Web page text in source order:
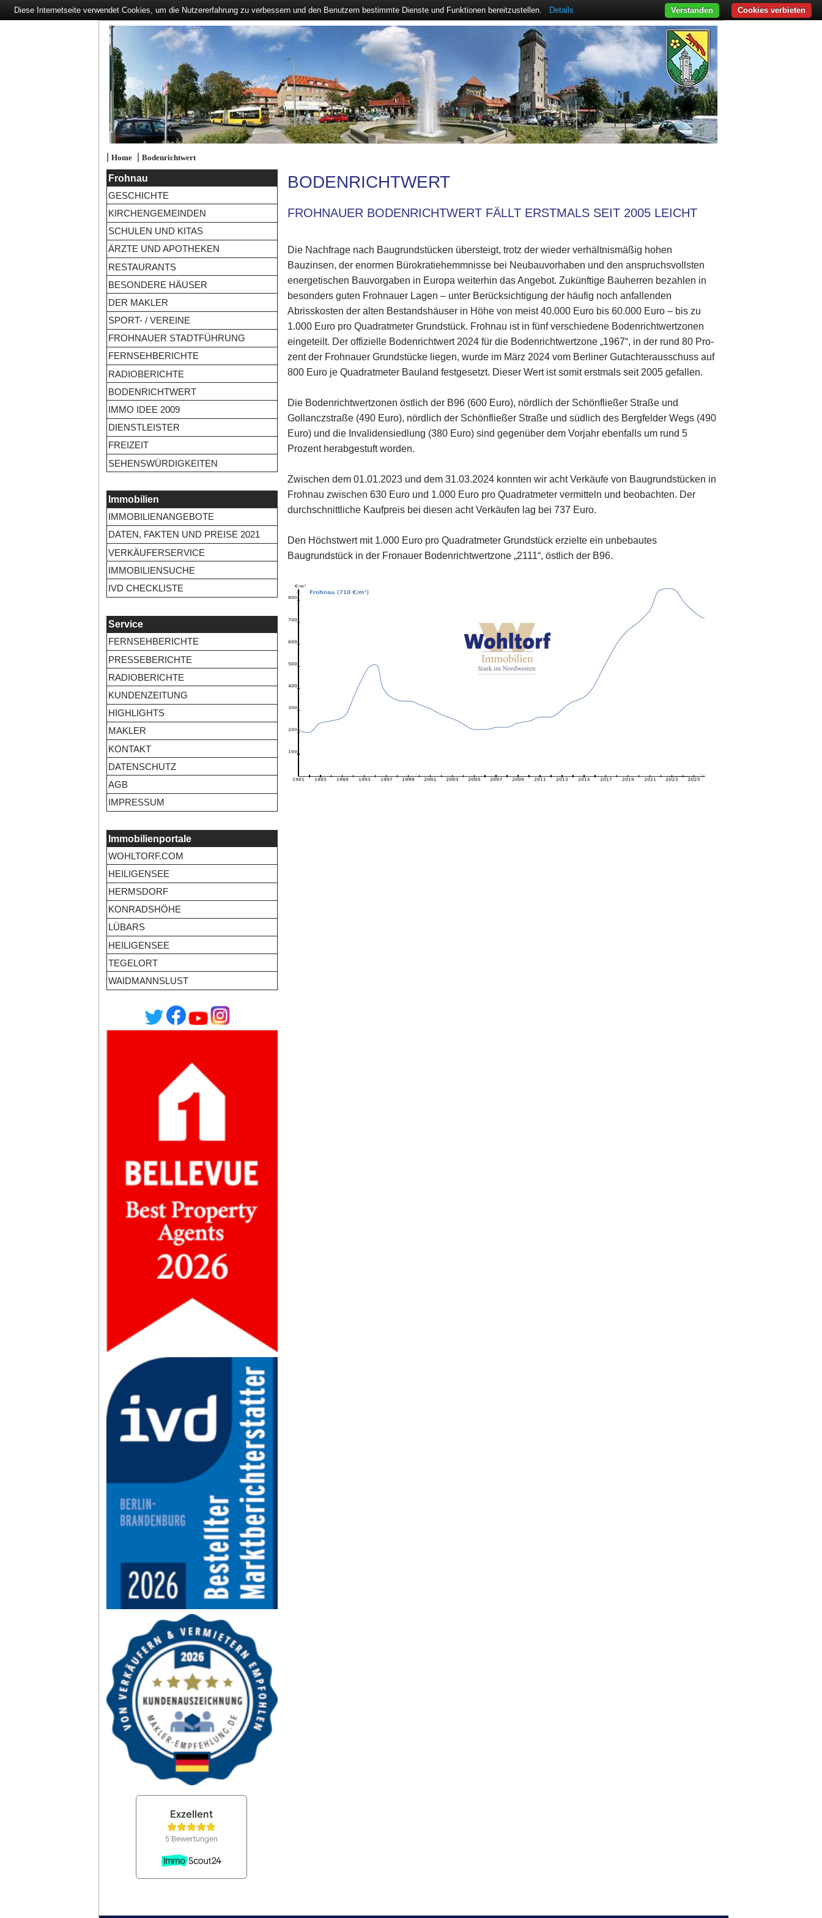
| Home| Bodenrichtwert
Frohnau
GESCHICHTE
KIRCHENGEMEINDEN
SCHULEN UND KITAS
ÄRZTE UND APOTHEKEN
RESTAURANTS
BESONDERE HÄUSER
DER MAKLER
SPORT- / VEREINE
FROHNAUER STADTFÜHRUNG
FERNSEHBERICHTE
RADIOBERICHTE
BODENRICHTWERT
IMMO IDEE 2009
DIENSTLEISTER
FREIZEIT
SEHENSWÜRDIGKEITEN
Immobilien
IMMOBILIENANGEBOTE
DATEN, FAKTEN UND PREISE 2021
VERKÄUFERSERVICE
IMMOBILIENSUCHE
IVD CHECKLISTE
Service
FERNSEHBERICHTE
PRESSEBERICHTE
RADIOBERICHTE
KUNDENZEITUNG
HIGHLIGHTS
MAKLER
KONTAKT
DATENSCHUTZ
AGB
IMPRESSUM
Immobilienportale
WOHLTORF.COM
HEILIGENSEE
HERMSDORF
KONRADSHÖHE
LÜBARS
HEILIGENSEE
TEGELORT
WAIDMANNSLUST
BODENRICHTWERT
FROHNAUER BODENRICHTWERT FÄLLT ERSTMALS SEIT 2005 LEICHT
Die Nachfrage nach Baugrundstücken übersteigt, trotz der wieder verhältnismäßig hohen
Bauzinsen, der enormen Bürokratiehemmnisse bei Neubauvorhaben und den anspruchsvollsten
energetischen Bauvorgaben in Europa weiterhin das Angebot. Zukünftige Bauherren bezahlen in
besonders guten Frohnauer Lagen – unter Berücksichtigung der häufig noch anfallenden
Abrisskosten der alten Bestandshäuser in Höhe von meist 40.000 Euro bis 60.000 Euro – bis zu
1.000 Euro pro Quadratmeter Grundstück. Frohnau ist in fünf verschiedene Bodenrichtwertzonen
eingeteilt. Der offizielle Bodenrichtwert 2024 für die Bodenrichtwertzone „1967“, in der rund 80 Pro-
zent der Frohnauer Grundstücke liegen, wurde im März 2024 vom Berliner Gutachterausschuss auf
800 Euro je Quadratmeter Bauland festgesetzt. Dieser Wert ist somit erstmals seit 2005 gefallen.
Die Bodenrichtwertzonen östlich der B96 (600 Euro), nördlich der Schönfließer Straße und
Gollanczstraße (490 Euro), nördlich der Schönfließer Straße und südlich des Bergfelder Wegs (490
Euro) und die Invalidensiedlung (380 Euro) sind gegenüber dem Vorjahr ebenfalls um rund 5
Prozent herabgestuft worden.
Zwischen dem 01.01.2023 und dem 31.03.2024 konnten wir acht Verkäufe von Baugrundstücken in
Frohnau zwischen 630 Euro und 1.000 Euro pro Quadratmeter vermitteln und beobachten. Der
durchschnittliche Kaufpreis bei diesen acht Verkäufen lag bei 737 Euro.
Den Höchstwert mit 1.000 Euro pro Quadratmeter Grundstück erzielte ein unbebautes
Baugrundstück in der Fronauer Bodenrichtwertzone „2111“, östlich der B96.
Diese Internetseite verwendet Cookies, um die Nutzererfahrung zu verbessern und den Benutzern bestimmte Dienste und Funktionen bereitzustellen. Details Cookies verbieten
Verstanden